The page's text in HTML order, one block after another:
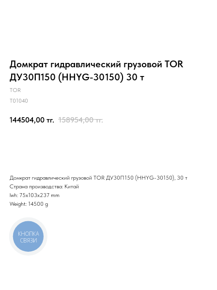
Домкрат гидравлический грузовой TOR
ДУ30П150 (HHYG-30150) 30 т
TOR
T01040
144504,00 тг. 158954,00 тг.
Домкрат гидравлический грузовой TOR ДУ30П150 (HHYG-30150), 30 т
Страна производства: Китай
lwh: 75x103x237 mm
Weight: 14500 g
КНОПКА
СВЯЗИ